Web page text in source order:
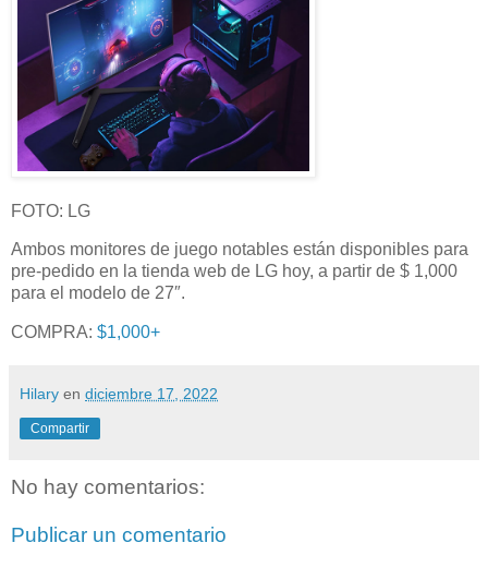
FOTO: LG
Ambos monitores de juego notables están disponibles para
pre-pedido en la tienda web de LG hoy, a partir de $ 1,000
para el modelo de 27″.
COMPRA: $1,000+
Hilary en diciembre 17, 2022
Compartir
No hay comentarios:
Publicar un comentario